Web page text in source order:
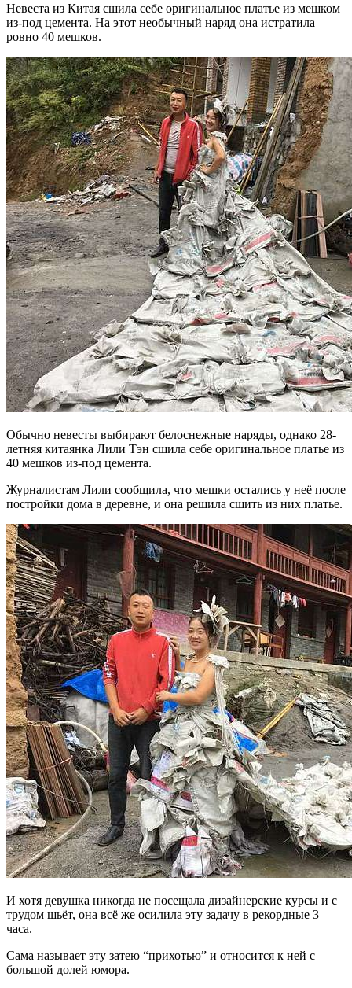
Невеста из Китая сшила себе оригинальное платье из мешком
из-под цемента. На этот необычный наряд она истратила
ровно 40 мешков.
Обычно невесты выбирают белоснежные наряды, однако 28-
летняя китаянка Лили Тэн сшила себе оригинальное платье из
40 мешков из-под цемента.
Журналистам Лили сообщила, что мешки остались у неё после
постройки дома в деревне, и она решила сшить из них платье.
И хотя девушка никогда не посещала дизайнерские курсы и с
трудом шьёт, она всё же осилила эту задачу в рекордные 3
часа.
Сама называет эту затею “прихотью” и относится к ней с
большой долей юмора.